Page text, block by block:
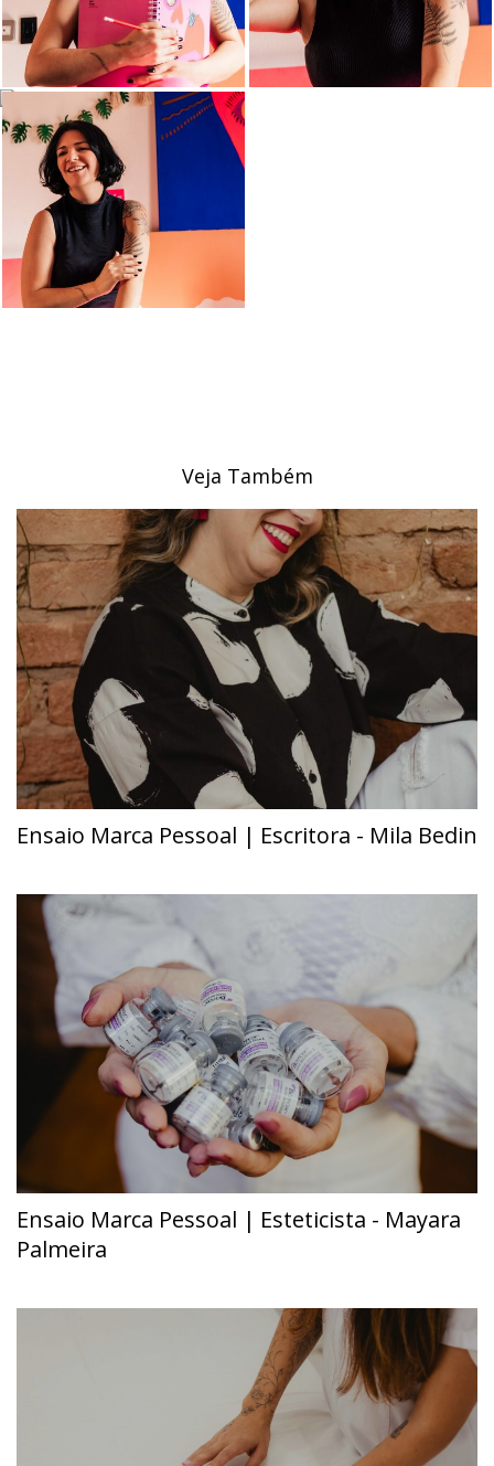
Veja Também
Ensaio Marca Pessoal | Escritora - Mila Bedin
Ensaio Marca Pessoal | Esteticista - Mayara
Palmeira